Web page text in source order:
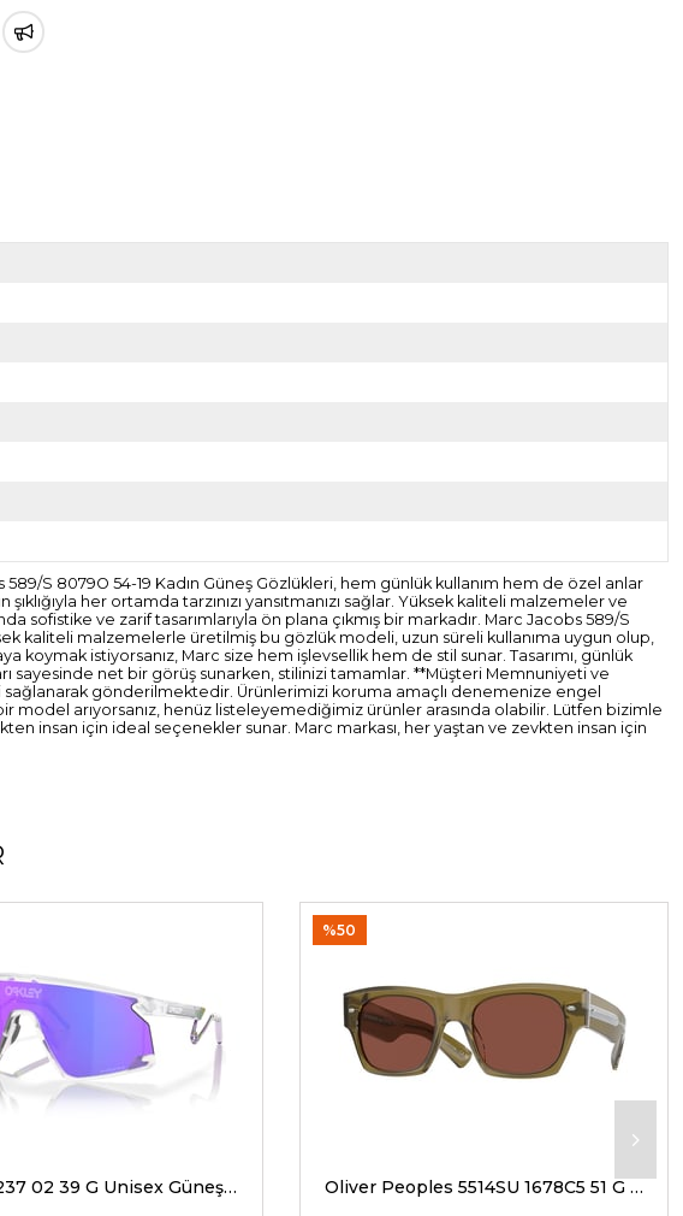
589/S 8079O 54-19 Kadın Güneş Gözlükleri, hem günlük kullanım hem de özel anlar
her ortamda tarzınızı yansıtmanızı sağlar. Yüksek kaliteli malzemeler ve
sofistike ve zarif tasarımlarıyla ön plana çıkmış bir markadır. Marc Jacobs 589/S
kaliteli malzemelerle üretilmiş bu gözlük modeli, uzun süreli kullanıma uygun olup,
koymak istiyorsanız, Marc size hem işlevsellik hem de stil sunar. Tasarımı, günlük
sayesinde net bir görüş sunarken, stilinizi tamamlar. **Müşteri Memnuniyeti ve
sağlanarak gönderilmektedir. Ürünlerimizi koruma amaçlı denemenize engel
model arıyorsanız, henüz listeleyemediğimiz ürünler arasında olabilir. Lütfen bizimle
insan için ideal seçenekler sunar. Marc markası, her yaştan ve zevkten insan için
Oakley 9237 02 39 G Unisex Güneş Gözlükleri Oliver Peoples 5514SU 1678C5 51 G Unisex Güneş Gözlükleri
%50